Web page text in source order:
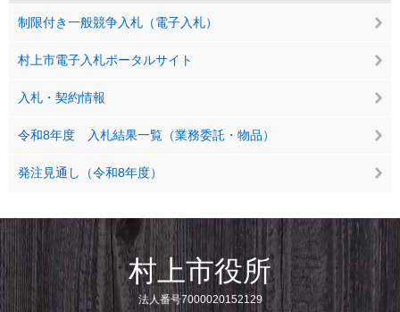
制限付き一般競争入札（電子入札）
村上市電子入札ポータルサイト
入札・契約情報
令和8年度 入札結果一覧（業務委託・物品）
発注見通し（令和8年度）
村上市役所
法人番号7000020152129